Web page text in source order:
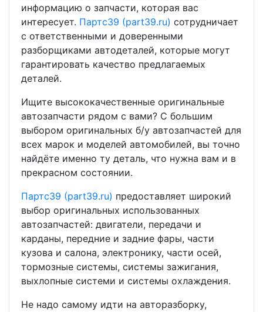
информацию о запчасти, которая вас
интересует. Партс39 (part39.ru) сотрудничает
с ответственными и доверенными
разборщиками автодеталей, которые могут
гарантировать качество предлагаемых
деталей.
Ищите высококачественные оригинальные
автозапчасти рядом с вами? С большим
выбором оригинальных б/у автозапчастей для
всех марок и моделей автомобилей, вы точно
найдёте именно ту деталь, что нужна вам и в
прекрасном состоянии.
Партс39 (part39.ru) предоставляет широкий
выбор оригинальных использованных
автозапчастей: двигатели, передачи и
карданы, передние и задние фары, части
кузова и салона, электронику, части осей,
тормозные системы, системы зажигания,
выхлопные системи и системы охлаждения.
Не надо самому идти на авторазборку,